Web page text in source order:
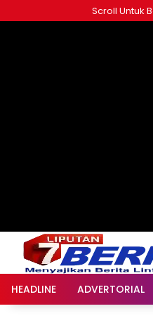
ke
Scroll Untuk
HEADLINE ADVERTORIAL